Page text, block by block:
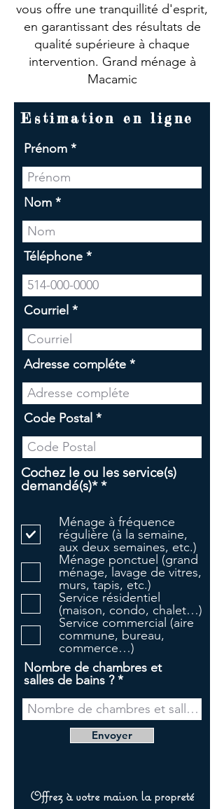
vous offre une tranquillité d'esprit,
en garantissant des résultats de
qualité supérieure à chaque
intervention. Grand ménage à
Macamic
Estimation en ligne
Prénom
Nom
Téléphone
Courriel
Adresse compléte
Code Postal
Cochez le ou les service(s)
demandé(s)* *O
g
a
t
o
i
r
e
Ménage à fréquence
régulière (à la semaine,
aux deux semaines, etc.)
Ménage ponctuel (grand
ménage, lavage de vitres,
murs, tapis, etc.)
Service résidentiel
(maison, condo, chalet…)
Service commercial (aire
commune, bureau,
commerce…)
Nombre de chambres et
salles de bains ?
Envoyer
Offrez à votre maison la propreté